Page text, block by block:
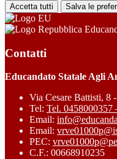
Accetta tutti Salva le
Contatti
Educandato Statale Agli
Via Cesare Battisti, 8
Tel: Tel. 0458000357
Email:
Email:
PEC:
C.F.: 00668910235